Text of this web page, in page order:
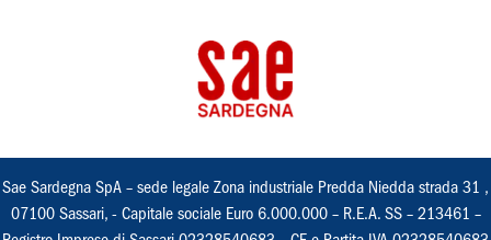
Sae Sardegna SpA – sede legale Zona industriale Predda Niedda strada 31 ,
07100 Sassari, - Capitale sociale Euro 6.000.000 – R.E.A. SS – 213461 –